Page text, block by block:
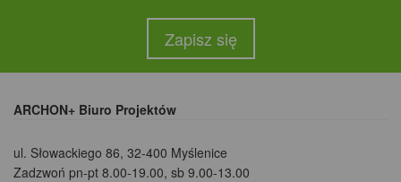
Zapisz się
ARCHON+ Biuro Projektów
ul. Słowackiego 86, 32-400 Myślenice
Zadzwoń pn-pt 8.00-19.00, sb 9.00-13.00